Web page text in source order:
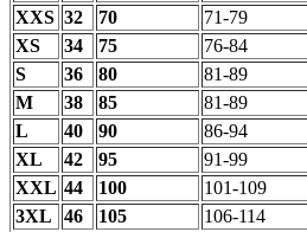
XXS 32 70
71-79
XS
34 75
76-84
S
36 80
81-89
M
38 85
81-89
L
40 90
86-94
XL
42 95
91-99
XXL 44 100
101-109
3XL
46 105
106-114